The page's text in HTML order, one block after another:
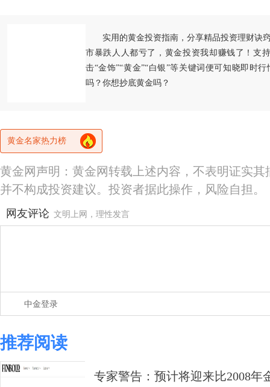
实用的黄金投资指南，分享精品投资理财诀
市暴跌人人都亏了，黄金投资我却赚钱了！支
击“金饰”“黄金”“白银”等关键词便可知晓即时
吗？你想抄底黄金吗？
黄金名家热力榜
黄金网声明：黄金网转载上述内容，不表明证实
并不构成投资建议。投资者据此操作，风险自担。
网友评论 文明上网，理性发言
中金登录
推荐阅读
专家警告：预计将迎来比2008年